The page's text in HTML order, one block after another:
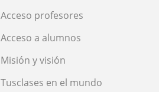
Acceso profesores
Acceso a alumnos
Misión y visión
Tusclases en el mundo